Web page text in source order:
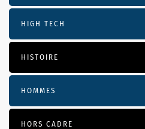
HIGH TECH
HISTOIRE
HOMMES
HORS CADRE